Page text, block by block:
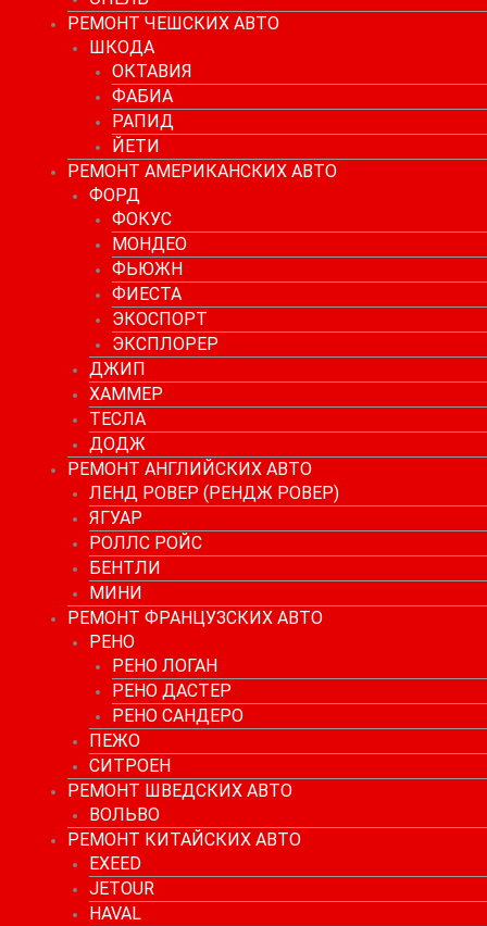
РЕМОНТ ЧЕШСКИХ АВТО
ШКОДА
ОКТАВИЯ
ФАБИА
РАПИД
ЙЕТИ
РЕМОНТ АМЕРИКАНСКИХ АВТО
ФОРД
ФОКУС
МОНДЕО
ФЬЮЖН
ФИЕСТА
ЭКОСПОРТ
ЭКСПЛОРЕР
ДЖИП
ХАММЕР
ТЕСЛА
ДОДЖ
РЕМОНТ АНГЛИЙСКИХ АВТО
ЛЕНД РОВЕР (РЕНДЖ РОВЕР)
ЯГУАР
РОЛЛС РОЙС
БЕНТЛИ
МИНИ
РЕМОНТ ФРАНЦУЗСКИХ АВТО
РЕНО
РЕНО ЛОГАН
РЕНО ДАСТЕР
РЕНО САНДЕРО
ПЕЖО
СИТРОЕН
РЕМОНТ ШВЕДСКИХ АВТО
ВОЛЬВО
РЕМОНТ КИТАЙСКИХ АВТО
EXEED
JETOUR
HAVAL